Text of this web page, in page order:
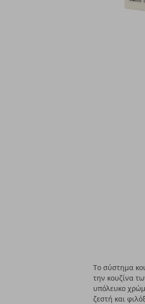
Το σύστημα
την κουζίνα
υπόλευκο
ζεστή και